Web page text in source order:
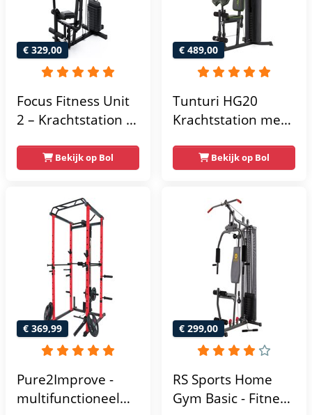
€ 329,00
Focus Fitness Unit
2 – Krachtstation –
– Lat Pulley
Bekijk op Bol
€ 489,00
Tunturi HG20
Krachtstation met
Compacte home
gym met lat pulley
krachtstation voor
thuis - Compact en
multifunctioneel -
Incl. gratis fitness
Bekijk op Bol
€ 369,99
Pure2Improve -
multifunctioneel
€ 299,00
RS Sports Home
Gym Basic - Fitness